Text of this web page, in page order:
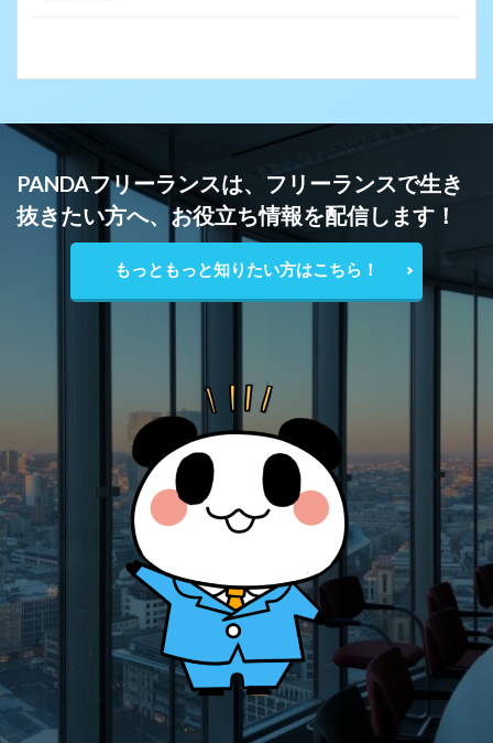
PANDAフリーランスは、フリーランスで生き
抜きたい方へ、お役立ち情報を配信します！
もっともっと知りたい方はこちら！